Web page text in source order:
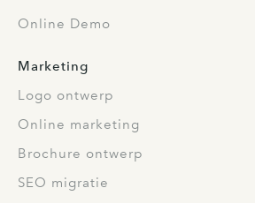
Online Demo
Marketing
Logo ontwerp
Online marketing
Brochure ontwerp
SEO migratie